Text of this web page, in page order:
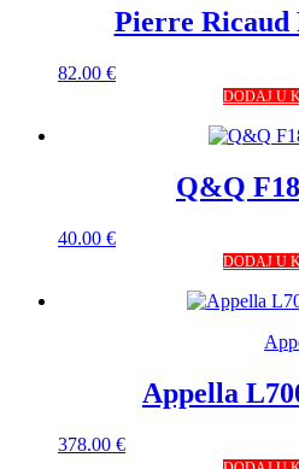
Pierre Ricaud
82.00 €
DODAJ U
Q&Q
40.00 €
DODAJ U
Appella
378.00 €